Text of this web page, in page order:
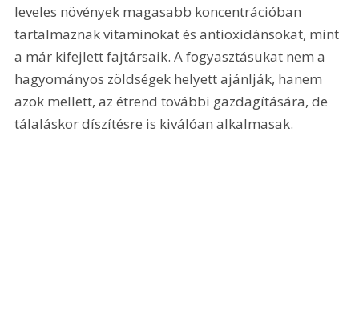
leveles növények magasabb koncentrációban
tartalmaznak vitaminokat és antioxidánsokat, mint
a már kifejlett fajtársaik. A fogyasztásukat nem a
hagyományos zöldségek helyett ajánlják, hanem
azok mellett, az étrend további gazdagítására, de
tálaláskor díszítésre is kiválóan alkalmasak.